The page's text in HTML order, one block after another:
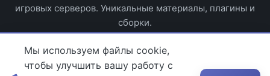
игровых серверов. Уникальные материалы, плагины и
сборки.
Мы используем файлы cookie,
чтобы улучшить вашу работу с